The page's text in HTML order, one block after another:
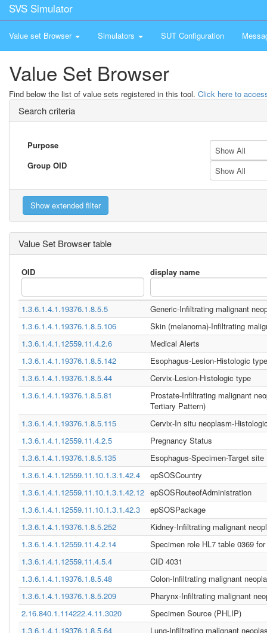
SVS Simulator
Value set Browser Simulators SUT Configuration
Value Set Browser
Find below the list of value sets registered in this tool. Click here to
Search criteria
Purpose
Show All
Group OID
Show All
Value Set Browser table
OID display name
1.3.6.1.4.1.19376.1.8.5.5
Generic-Infiltrating malignant
1.3.6.1.4.1.19376.1.8.5.106
Skin (melanoma)-Infiltrating
1.3.6.1.4.1.12559.11.4.2.6
Medical Alerts
1.3.6.1.4.1.19376.1.8.5.142
Esophagus-Lesion-Histologic type
1.3.6.1.4.1.19376.1.8.5.44
Cervix-Lesion-Histologic type
1.3.6.1.4.1.19376.1.8.5.81
Prostate-Infiltrating malignant
Tertiary Pattern)
1.3.6.1.4.1.19376.1.8.5.115
Cervix-In situ neoplasm-
1.3.6.1.4.1.12559.11.4.2.5
Pregnancy Status
1.3.6.1.4.1.19376.1.8.5.135
Esophagus-Specimen-Target site
1.3.6.1.4.1.12559.11.10.1.3.1.42.4
epSOSCountry
1.3.6.1.4.1.12559.11.10.1.3.1.42.12 epSOSRouteofAdministration
1.3.6.1.4.1.12559.11.10.1.3.1.42.3
epSOSPackage
1.3.6.1.4.1.19376.1.8.5.252
Kidney-Infiltrating malignant
1.3.6.1.4.1.12559.11.4.2.14
Specimen role HL7 table 0369
1.3.6.1.4.1.12559.11.4.5.4
CID 4031
1.3.6.1.4.1.19376.1.8.5.48
Colon-Infiltrating malignant
1.3.6.1.4.1.19376.1.8.5.209
Pharynx-Infiltrating malignant
2.16.840.1.114222.4.11.3020
Specimen Source (PHLIP)
1.3.6.1.4.1.19376.1.8.5.64
Lung-Infiltrating malignant